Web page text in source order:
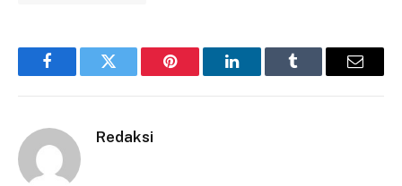
FacebookTwitter Pinterest LinkedInTumblr Email
Redaksi